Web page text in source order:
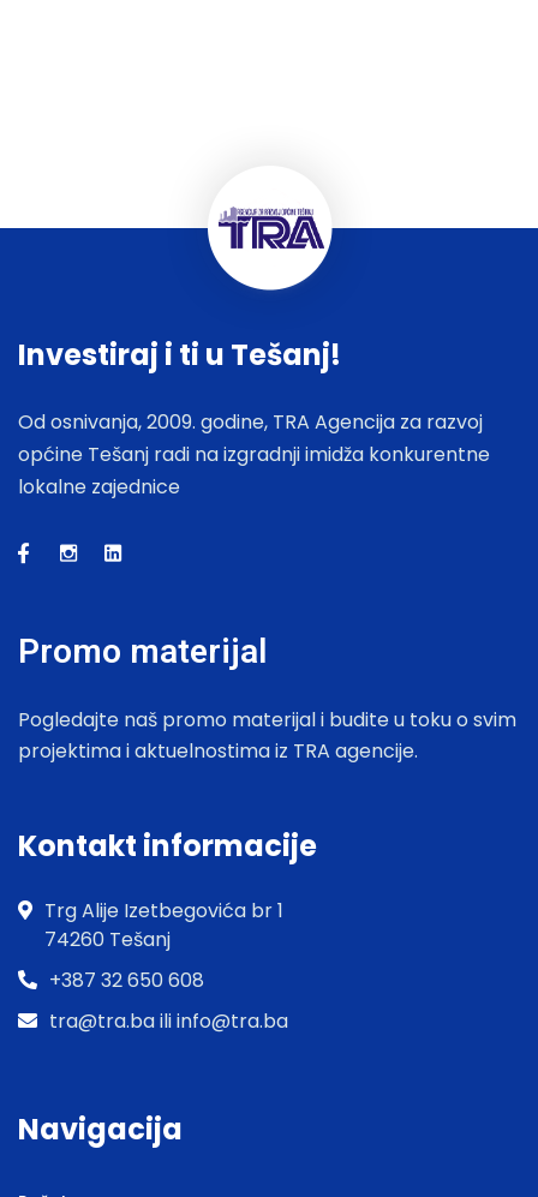
Investiraj i ti u Tešanj!
Od osnivanja, 2009. godine, TRA Agencija za razvoj
općine Tešanj radi na izgradnji imidža konkurentne
lokalne zajednice
Promo materijal
Pogledajte naš promo materijal i budite u toku o svim
projektima i aktuelnostima iz TRA agencije.
Kontakt informacije
Trg Alije Izetbegovića br 1
74260 Tešanj
+387 32 650 608
tra@tra.ba ili info@tra.ba
Navigacija